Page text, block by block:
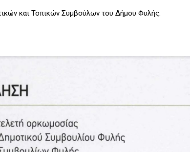
και Τοπικών Συμβούλων του Δήμου Φυλής.